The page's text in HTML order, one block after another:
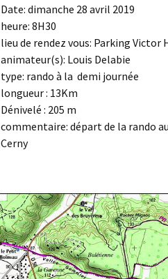
Date: dimanche 28 avril 2019
heure: 8H30
lieu de rendez vous: Parking Victor
animateur(s): Louis Delabie
type: rando à la demi journée
longueur : 13Km
Dénivelé : 205 m
commentaire: départ de la rando
Cerny